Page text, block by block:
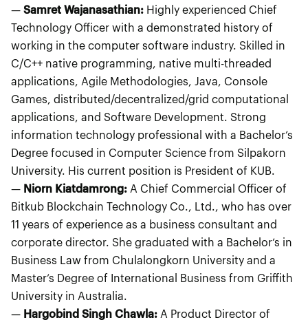
—Samret Wajanasathian: Highly experienced Chief
Technology Officer with a demonstrated history of
working in the computer software industry. Skilled in
C/C++ native programming, native multi-threaded
applications, Agile Methodologies, Java, Console
Games, distributed/decentralized/grid computational
applications, and Software Development. Strong
information technology professional with a Bachelor’s
Degree focused in Computer Science from Silpakorn
University. His current position is President of KUB.
— Niorn Kiatdamrong:A Chief Commercial Officer of
Bitkub Blockchain Technology Co., Ltd., who has over
11 years of experience as a business consultant and
corporate director. She graduated with a Bachelor’s in
Business Law from Chulalongkorn University and a
Master’s Degree of International Business from Griffith
University in Australia.
— Hargobind Singh Chawla:A Product Director of